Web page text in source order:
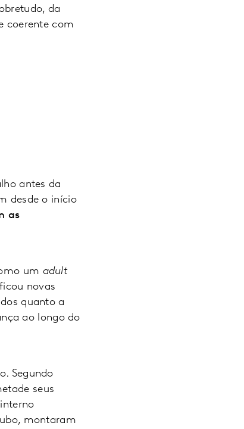
da
coerente com
antes da
desde o início
as
um adult
novas
quanto a
ao longo do
Segundo
seus
montaram